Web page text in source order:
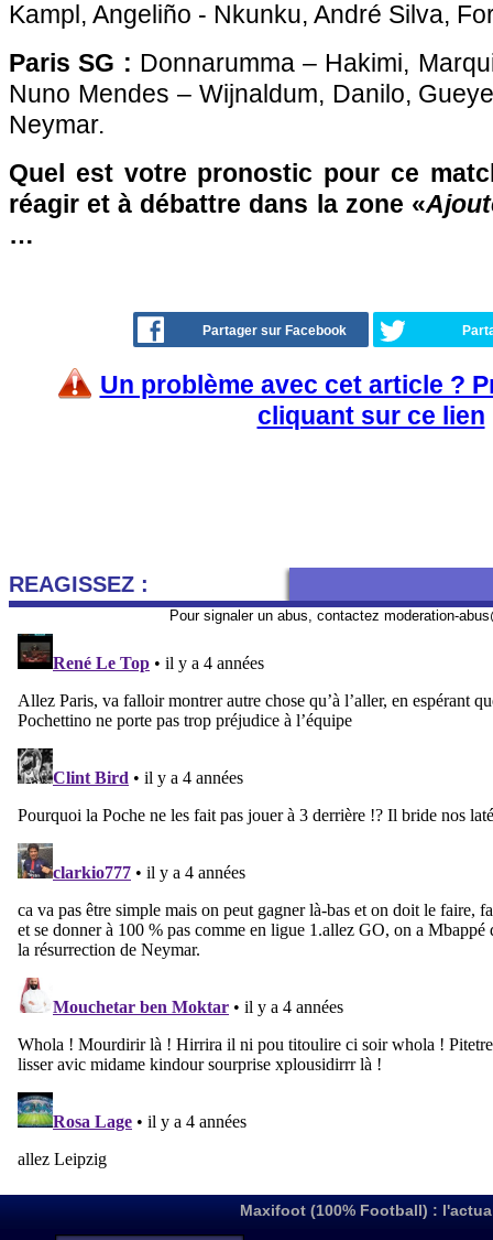
Kampl, Angeliño - Nkunku, André Silva,
Paris SG : Donnarumma – Hakimi,
Nuno Mendes – Wijnaldum, Danilo,
Neymar.
Quel est votre pronostic pour ce
réagir et à débattre dans la zone «
…
Partager sur Facebook
Un problème avec cet article ?
cliquant sur ce lien
REAGISSEZ :
Pour signaler un abus, contactez moderation-
Maxifoot (100% Football) :